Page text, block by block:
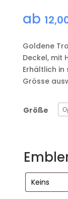
ab
Goldene
Deckel, mit
Erhältlich
Grösse
Größe